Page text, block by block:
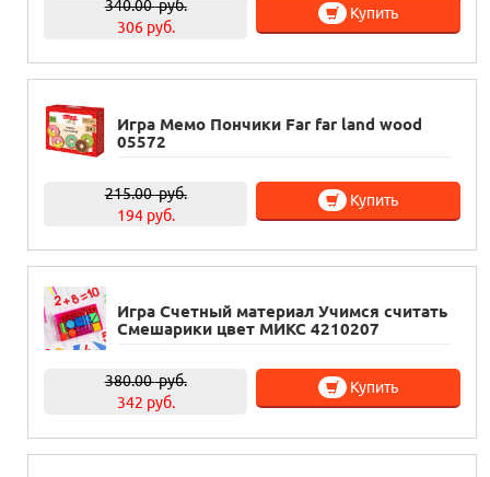
340.00руб.
306 руб.
Купить
Игра Мемо Пончики Far far land wood
05572
215.00руб.
194 руб.
Купить
Игра Счетный материал Учимся считать
Смешарики цвет МИКС 4210207
380.00руб.
342 руб.
Купить